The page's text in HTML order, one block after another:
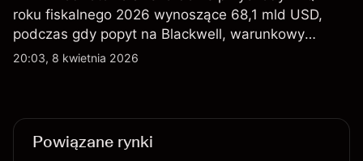
roku fiskalnego 2026 wynoszące 68,1 mld USD,
podczas gdy popyt na Blackwell, warunkowy
eksport H200 do Chin oraz osłabienie szerszego
20:03, 8 kwietnia 2026
Powiązane rynki